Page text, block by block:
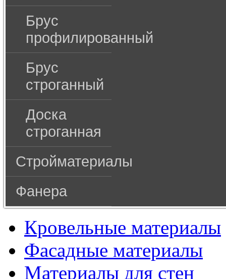
Брус
профилированный
Брус
строганный
Доска
строганная
Стройматериалы
Фанера
Кровельные материалы
Фасадные материалы
Материалы для стен